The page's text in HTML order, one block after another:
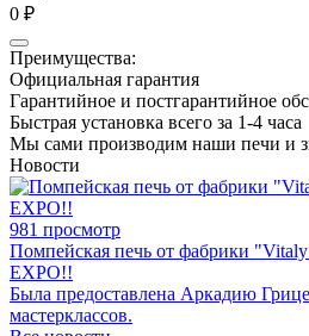
0 ₽
Преимущества:
Официальная гарантия
Гарантийное и постгарантийное
Быстрая установка всего за 1-4 часа
Мы сами производим наши печи и
Новости
981 просмотр
Помпейская печь от фабрики
EXPO!!
Была предоставлена Аркадию
мастерклассов.